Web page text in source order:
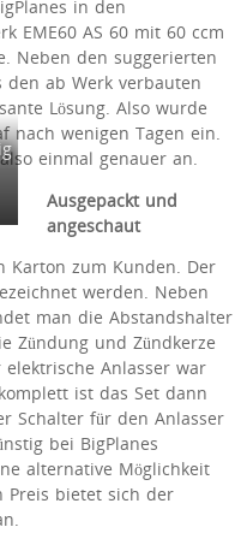
in den
EME60 AS 60 mit 60 ccm
Neben den suggerierten
ab Werk verbauten
Lösung. Also wurde
nach wenigen Tagen ein.
einmal genauer an.
Ausgepackt und
angeschaut
Karton zum Kunden. Der
werden. Neben
man die Abstandshalter
Zündung und Zündkerze
Anlasser war
ist das Set dann
Schalter für den Anlasser
bei BigPlanes
alternative Möglichkeit
Preis bietet sich der